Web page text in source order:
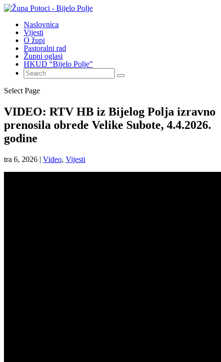
Naslovnica
Vijesti
O župi
Pastoralni rad
Župni oglasi
HKUD “Bijelo Polje”
Select Page
VIDEO: RTV HB iz Bijelog Polja izravno
prenosila obrede Velike Subote, 4.4.2026.
godine
tra 6, 2026 | Video, Vijesti